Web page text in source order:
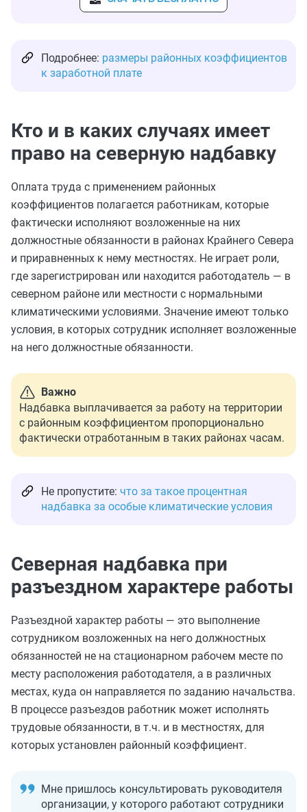
Подробнее: размеры районных коэффициентов
к заработной плате
Кто и в каких случаях имеет
право на северную надбавку
Оплата труда с применением районных
коэффициентов полагается работникам, которые
фактически исполняют возложенные на них
должностные обязанности в районах Крайнего Севера
и приравненных к нему местностях. Не играет роли,
где зарегистрирован или находится работодатель — в
северном районе или местности с нормальными
климатическими условиями. Значение имеют только
условия, в которых сотрудник исполняет возложенные
на него должностные обязанности.
Важно
Надбавка выплачивается за работу на территории
с районным коэффициентом пропорционально
фактически отработанным в таких районах часам.
Не пропустите: что за такое процентная
надбавка за особые климатические условия
Северная надбавка при
разъездном характере работы
Разъездной характер работы — это выполнение
сотрудником возложенных на него должностных
обязанностей не на стационарном рабочем месте по
месту расположения работодателя, а в различных
местах, куда он направляется по заданию начальства.
В процессе разъездов работник может исполнять
трудовые обязанности, в т.ч. и в местностях, для
которых установлен районный коэффициент.
Мне пришлось консультировать руководителя
организации, у которого работают сотрудники